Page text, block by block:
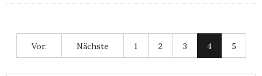
Vor. Nächste 1 2 3 4 5